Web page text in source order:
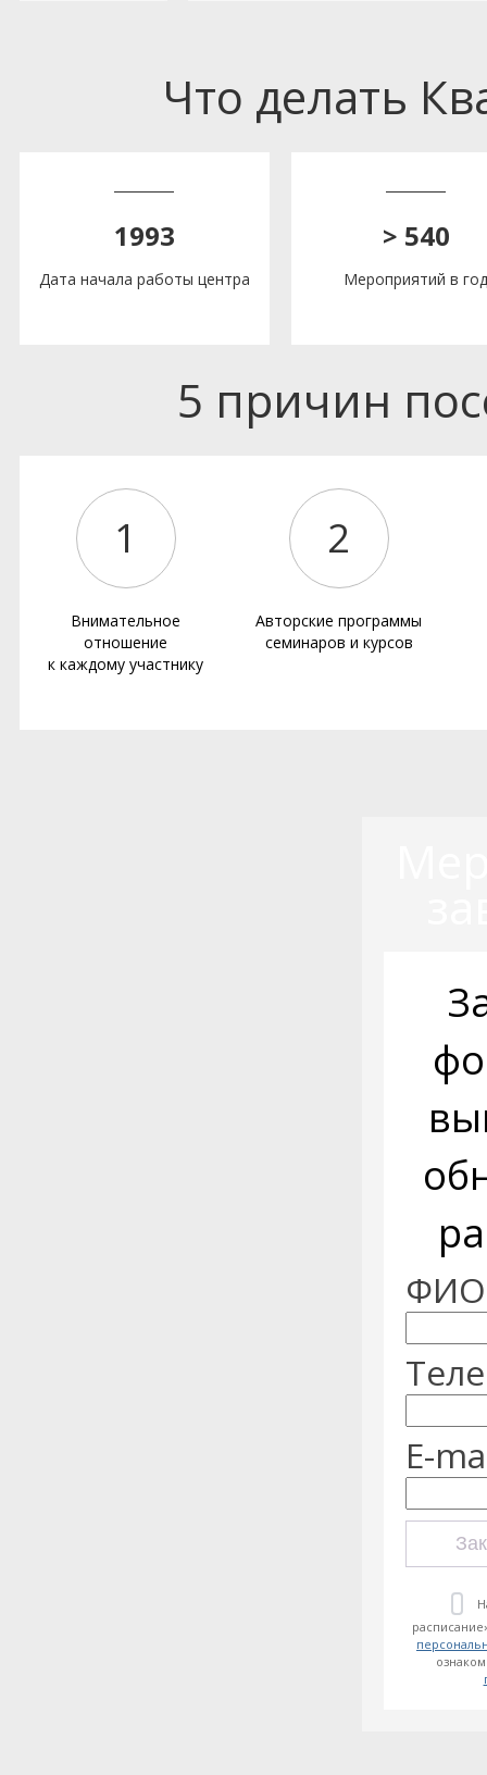
Что делать
1993
Дата начала работы центра
> 540
Мероприятий в год
5 причин
1
Внимательное
отношение
к каждому участнику
2
Авторские программы
семинаров и курсов
E-